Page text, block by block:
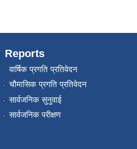
Reports
वार्षिक प्रगति प्रतिवेदन
चौमासिक प्रगति प्रतिवेदन
सार्वजनिक सुनुवाई
सार्वजनिक परीक्षण